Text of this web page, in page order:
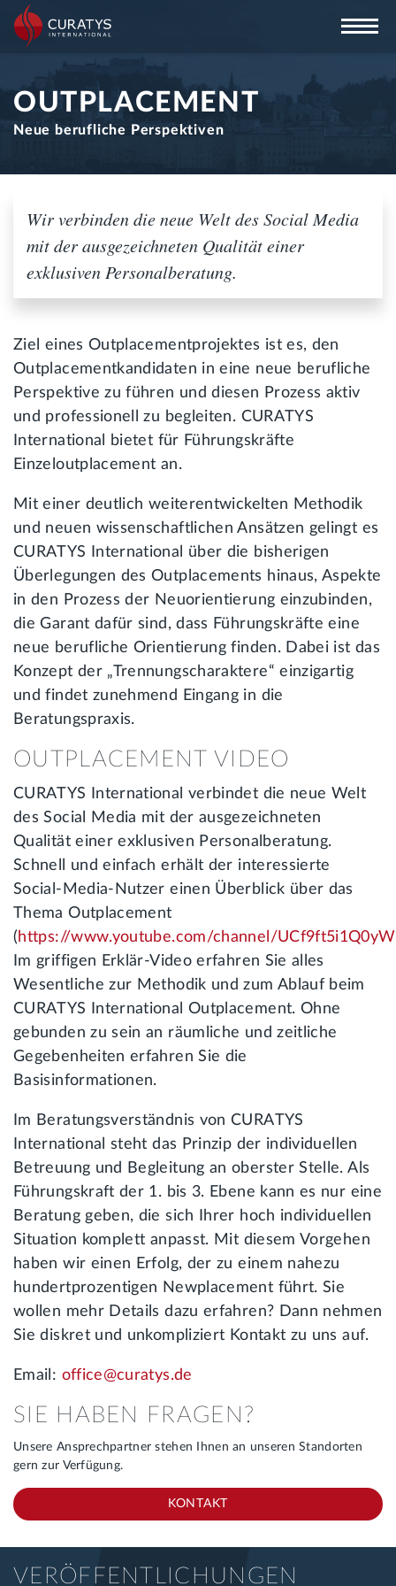
OUTPLACEMENT
Neue berufliche Perspektiven
Wir verbinden die neue Welt des Social Media
mit der ausgezeichneten Qualität einer
exklusiven Personalberatung.
Ziel eines Outplacementprojektes ist es, den
Outplacementkandidaten in eine neue berufliche
Perspektive zu führen und diesen Prozess aktiv
und professionell zu begleiten. CURATYS
International bietet für Führungskräfte
Einzeloutplacement an.
Mit einer deutlich weiterentwickelten Methodik
und neuen wissenschaftlichen Ansätzen gelingt es
CURATYS International über die bisherigen
Überlegungen des Outplacements hinaus, Aspekte
in den Prozess der Neuorientierung einzubinden,
die Garant dafür sind, dass Führungskräfte eine
neue berufliche Orientierung finden. Dabei ist das
Konzept der „Trennungscharaktere“ einzigartig
und findet zunehmend Eingang in die
Beratungspraxis.
OUTPLACEMENT VIDEO
CURATYS International verbindet die neue Welt
des Social Media mit der ausgezeichneten
Qualität einer exklusiven Personalberatung.
Schnell und einfach erhält der interessierte
Social-Media-Nutzer einen Überblick über das
Thema Outplacement
(https://www.youtube.com/channel/
Im griffigen Erklär-Video erfahren Sie alles
Wesentliche zur Methodik und zum Ablauf beim
CURATYS International Outplacement. Ohne
gebunden zu sein an räumliche und zeitliche
Gegebenheiten erfahren Sie die
Basisinformationen.
Im Beratungsverständnis von CURATYS
International steht das Prinzip der individuellen
Betreuung und Begleitung an oberster Stelle. Als
Führungskraft der 1. bis 3. Ebene kann es nur eine
Beratung geben, die sich Ihrer hoch individuellen
Situation komplett anpasst. Mit diesem Vorgehen
haben wir einen Erfolg, der zu einem nahezu
hundertprozentigen Newplacement führt. Sie
wollen mehr Details dazu erfahren? Dann nehmen
Sie diskret und unkompliziert Kontakt zu uns auf.
Email: office@curatys.de
SIE HABEN FRAGEN?
Unsere Ansprechpartner stehen Ihnen an unseren Standorten
gern zur Verfügung.
KONTAKT
VERÖFFENTLICHUNGEN